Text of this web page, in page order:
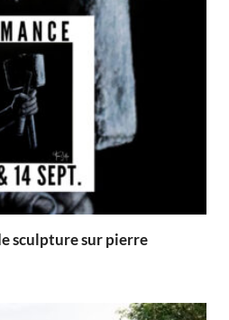
sculpture sur pierre